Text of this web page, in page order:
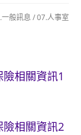
般訊息 /07.人事室
相關資訊1
相關資訊2